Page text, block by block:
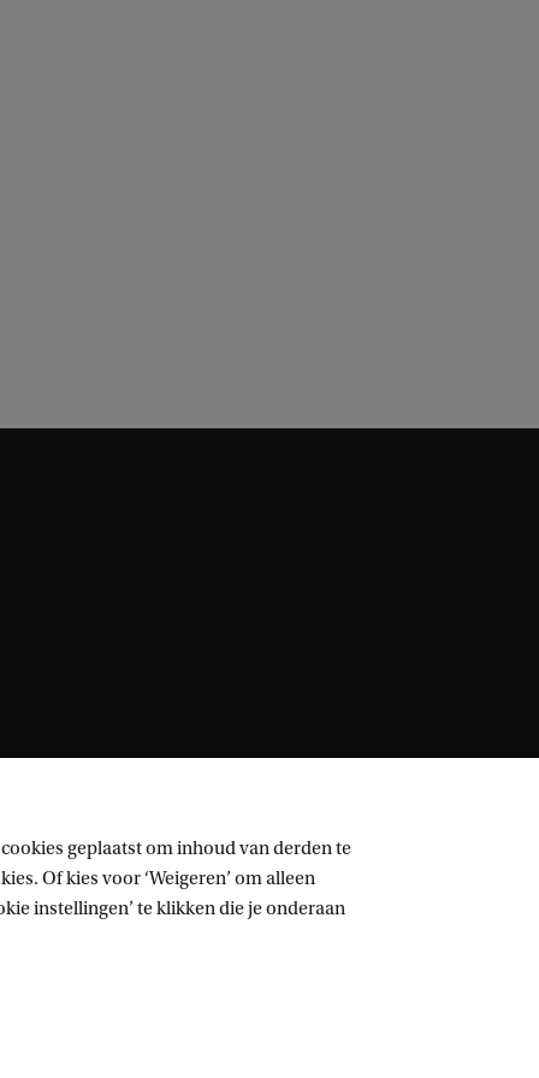
geplaatst om inhoud van derden te
Of kies voor ‘Weigeren’ om alleen
instellingen’ te klikken die je onderaan